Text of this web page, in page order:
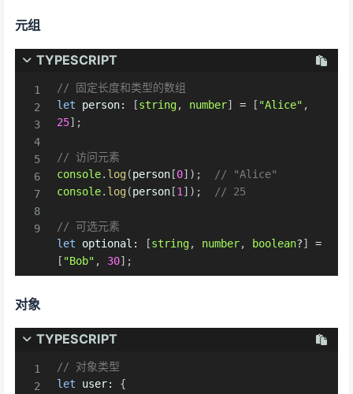
元组
TYPESCRIPT
// 固定长度和类型的数组
let person: [string, number] = [ "Alice" ,
25] ;
// 访问元素
console. log (person [0] ) ;
// "Alice"
console. log (person [1 ] ) ; // 25
// 可选元素
let optional : [string, number, boolean?]
=
[ "Bob" , 30] ;
对象
TYPESCRIPT
// 对象类型
let user:
{